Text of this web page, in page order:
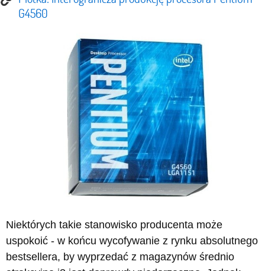
G4560
Niektórych takie stanowisko producenta może
uspokoić - w końcu wycofywanie z rynku absolutnego
bestsellera, by wyprzedać z magazynów średnio